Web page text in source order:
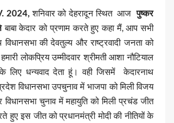
2024, शनिवार को देहरादून स्थित आजपुष्कर
बाबा केदार को प्रणाम करते हुए कहा मैं, आप सभी
की देवतुल्य और राष्ट्रवादी जनता को
लोकप्रिय उम्मीदवार श्रीमती आशा नौटियाल
लिए धन्यवाद देता हूं। वही जिसमें केदारनाथ
विधानसभा उपचुनाव में भाजपा को मिली विजय
विधानसभा चुनाव में महायुति को मिली प्रचंड जीत
हुए इस जीत को प्रधानमंत्री मोदी की नीतियों के